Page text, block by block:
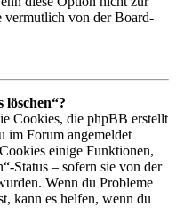
vermutlich von der Board-
Cookies, die phpBB erstellt
im Forum angemeldet
einige Funktionen,
Status – sofern sie von der
Wenn du Probleme
kann es helfen, wenn du